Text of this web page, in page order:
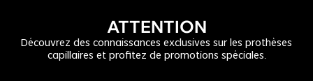
ATTENTION
Découvrez des connaissances exclusives sur les prothèses
capillaires et profitez de promotions spéciales.